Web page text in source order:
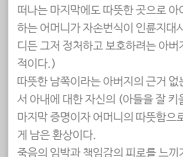
떠나는 마지막에도 따뜻한 곳으로 아
하는 어머니가 자손번식이 인륜지대
디든 그저 정처하고 보호하려는 아버
적이다.)
따뜻한 남쪽이라는 아버지의 근거 없
서 아내에 대한 자신의 (아들을 잘 키
마지막 증명이자 어머니의 따뜻함
게 남은 환상이다.
죽음의 임박과 책임감의 피로를 느끼